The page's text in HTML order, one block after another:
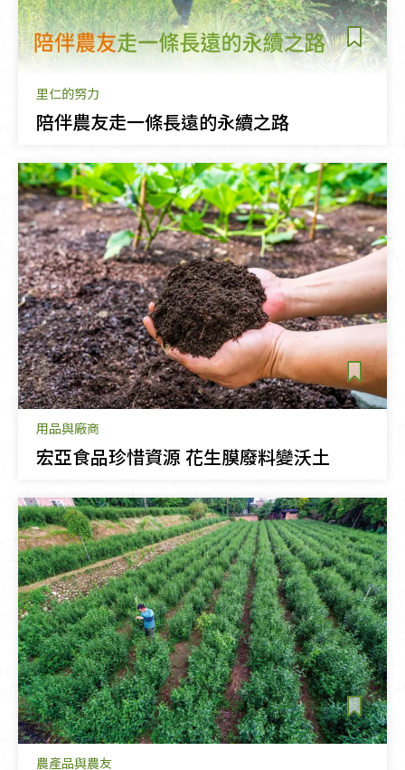
里仁的努力
陪伴農友走一條長遠的永續之路
用品與廠商
宏亞食品珍惜資源 花生膜廢料變沃土
農產品與農友